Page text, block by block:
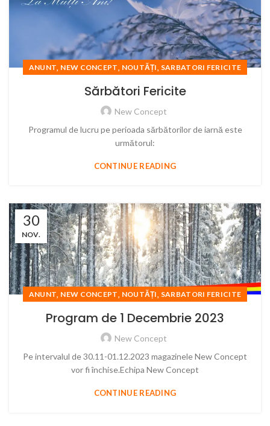
ANUNT, NEW CONCEPT, NOUTĂȚI, SARBATORI FERICITE
Sărbători Fericite
New Concept
Programul de lucru pe perioada sărbătorilor de iarnă este
următorul:
CONTINUE READING
30
NOV.
ANUNT, NEW CONCEPT, NOUTĂȚI, SARBATORI FERICITE
Program de 1 Decembrie 2023
New Concept
Pe intervalul de 30.11-01.12.2023 magazinele New Concept
vor fi închise.Echipa New Concept
CONTINUE READING